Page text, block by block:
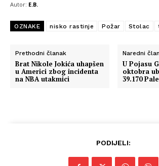
Autor: E.B.
OZNAKE nisko rastinje Požar Stolac
Prethodni članak
Brat Nikole Jokića uhapšen
u Americi zbog incidenta
na NBA utakmici
Naredni
U Pojasu
oktobra
39.170
PODIJELI: